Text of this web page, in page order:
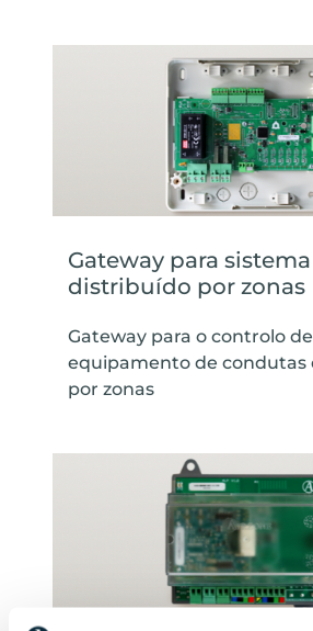
Gateway para sistema
distribuído por zonas
Gateway para o controlo
equipamento de condutas
por zonas